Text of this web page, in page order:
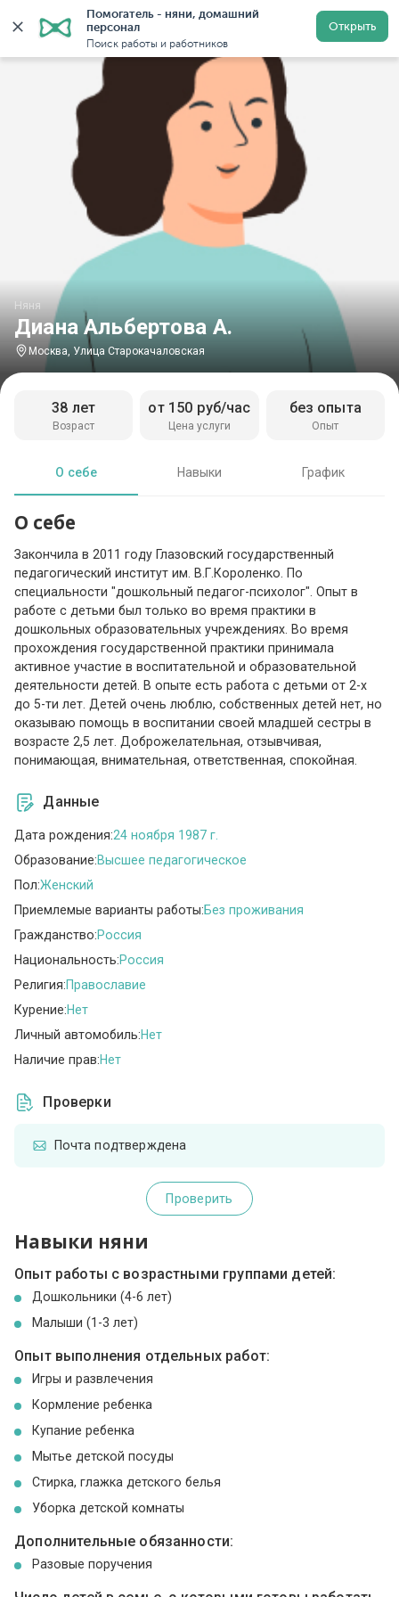
Помогатель - няни, домашний
персонал
Поиск работы и работников
Открыть
Главная Няни Няни в Москве Няни у метро
Диана Альбертова А.
Няня
Москва, Улица Старокачаловская
Возраст
38 лет
Цена услуги
от 150 руб/час
Опыт
без опыта
О себе Навыки График
О себе
Закончила в 2011 году Глазовский государственный
педагогический институт им. В.Г.Короленко. По
специальности "дошкольный педагог-психолог". Опыт в
работе с детьми был только во время практики в
дошкольных образовательных учреждениях. Во время
прохождения государственной практики принимала
активное участие в воспитательной и образовательной
деятельности детей. В опыте есть работа с детьми от 2-х
до 5-ти лет. Детей очень люблю, собственных детей нет, но
оказываю помощь в воспитании своей младшей сестры в
возрасте 2,5 лет. Доброжелательная, отзывчивая,
понимающая, внимательная, ответственная, спокойная.
Данные
Дата рождения:24 ноября 1987 г.
Образование:Высшее педагогическое
Пол:Женский
Приемлемые варианты работы:Без проживания
Гражданство:Россия
Национальность:Россия
Религия:Православие
Курение:Нет
Личный автомобиль:Нет
Наличие прав:Нет
Проверки
Почта подтверждена
Проверить
Навыки няни
Опыт работы с возрастными группами детей:
Дошкольники (4-6 лет)
Малыши (1-3 лет)
Опыт выполнения отдельных работ:
Игры и развлечения
Кормление ребенка
Купание ребенка
Мытье детской посуды
Стирка, глажка детского белья
Уборка детской комнаты
Дополнительные обязанности:
Разовые поручения